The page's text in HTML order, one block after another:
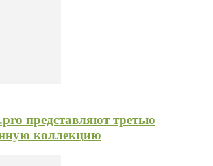
представляют третью
коллекцию